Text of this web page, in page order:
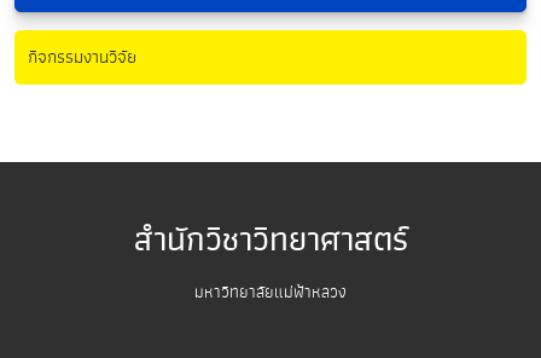
กิจกรรมงานวิจัย
สำนักวิชาวิทยาศาสตร์
มหาวิทยาลัยแม่ฟ้าหลวง